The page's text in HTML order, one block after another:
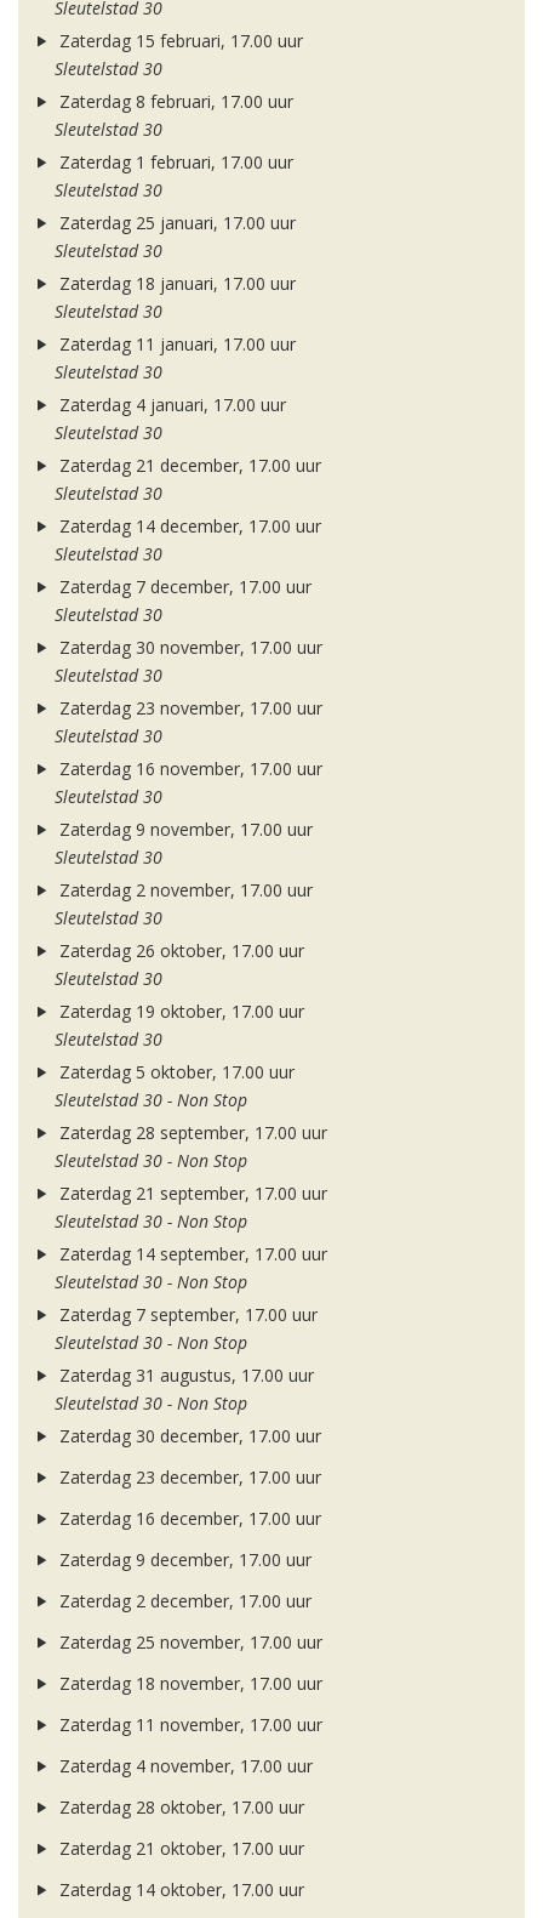
Sleutelstad 30
Zaterdag 15 februari, 17.00 uur
Sleutelstad 30
Zaterdag 8 februari, 17.00 uur
Sleutelstad 30
Zaterdag 1 februari, 17.00 uur
Sleutelstad 30
Zaterdag 25 januari, 17.00 uur
Sleutelstad 30
Zaterdag 18 januari, 17.00 uur
Sleutelstad 30
Zaterdag 11 januari, 17.00 uur
Sleutelstad 30
Zaterdag 4 januari, 17.00 uur
Sleutelstad 30
Zaterdag 21 december, 17.00 uur
Sleutelstad 30
Zaterdag 14 december, 17.00 uur
Sleutelstad 30
Zaterdag 7 december, 17.00 uur
Sleutelstad 30
Zaterdag 30 november, 17.00 uur
Sleutelstad 30
Zaterdag 23 november, 17.00 uur
Sleutelstad 30
Zaterdag 16 november, 17.00 uur
Sleutelstad 30
Zaterdag 9 november, 17.00 uur
Sleutelstad 30
Zaterdag 2 november, 17.00 uur
Sleutelstad 30
Zaterdag 26 oktober, 17.00 uur
Sleutelstad 30
Zaterdag 19 oktober, 17.00 uur
Sleutelstad 30
Zaterdag 5 oktober, 17.00 uur
Sleutelstad 30 - Non Stop
Zaterdag 28 september, 17.00 uur
Sleutelstad 30 - Non Stop
Zaterdag 21 september, 17.00 uur
Sleutelstad 30 - Non Stop
Zaterdag 14 september, 17.00 uur
Sleutelstad 30 - Non Stop
Zaterdag 7 september, 17.00 uur
Sleutelstad 30 - Non Stop
Zaterdag 31 augustus, 17.00 uur
Sleutelstad 30 - Non Stop
Zaterdag 30 december, 17.00 uur
Zaterdag 23 december, 17.00 uur
Zaterdag 16 december, 17.00 uur
Zaterdag 9 december, 17.00 uur
Zaterdag 2 december, 17.00 uur
Zaterdag 25 november, 17.00 uur
Zaterdag 18 november, 17.00 uur
Zaterdag 11 november, 17.00 uur
Zaterdag 4 november, 17.00 uur
Zaterdag 28 oktober, 17.00 uur
Zaterdag 21 oktober, 17.00 uur
Zaterdag 14 oktober, 17.00 uur